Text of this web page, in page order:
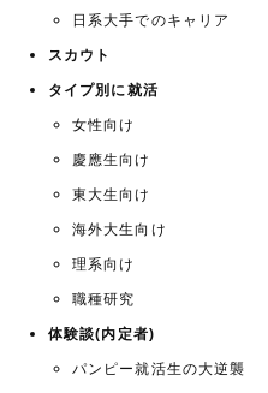
日系大手でのキャリア
スカウト
タイプ別に就活
女性向け
慶應生向け
東大生向け
海外大生向け
理系向け
職種研究
体験談(内定者)
パンピー就活生の大逆襲